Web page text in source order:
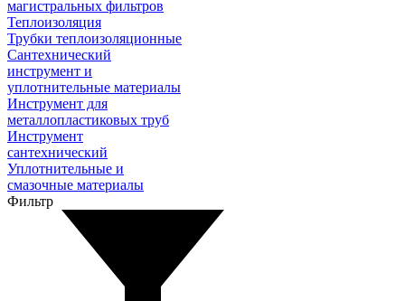
магистральных фильтров
Теплоизоляция
Трубки теплоизоляционные
Сантехнический
инструмент и
уплотнительные материалы
Инструмент для
металлопластиковых труб
Инструмент
сантехнический
Уплотнительные и
смазочные материалы
Фильтр